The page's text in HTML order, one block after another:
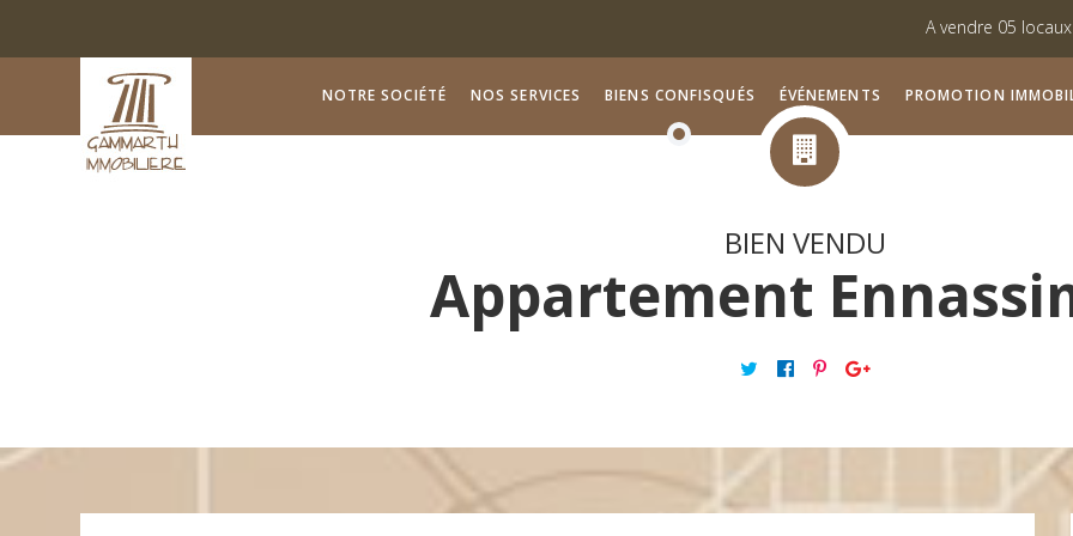
A vendre 05 locaux
Vente des lots viabilisés à
NOTRE SOCIÉTÉ NOS SERVICES BIENS CONFISQUÉS ÉVÉNEMENTS PROMOTION
BIEN VENDU
Appartement